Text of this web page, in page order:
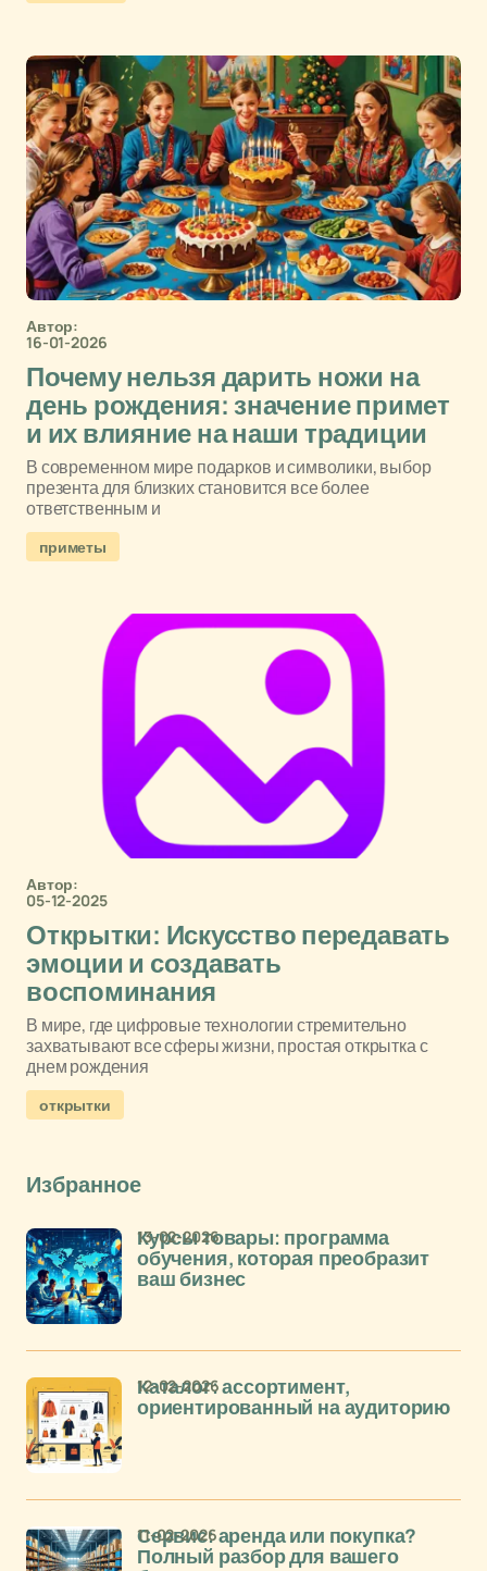
Автор:
16-01-2026
Почему нельзя дарить ножи на
день рождения: значение примет
и их влияние на наши традиции
В современном мире подарков и символики, выбор
презента для близких становится все более
ответственным и
приметы
Автор:
05-12-2025
Открытки: Искусство передавать
эмоции и создавать
воспоминания
В мире, где цифровые технологии стремительно
захватывают все сферы жизни, простая открытка с
днем рождения
открытки
Избранное
Курсы товары: программа
обучения, которая преобразит
ваш бизнес
13-02-2026
Каталог: ассортимент,
ориентированный на аудиторию
12-02-2026
Сервис: аренда или покупка?
Полный разбор для вашего
11-02-2026